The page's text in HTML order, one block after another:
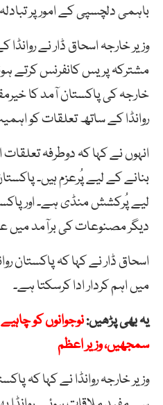
باہمی دلچسپی کے امور پر
وزیر خارجہ اسحاق ڈار نے
مشترکہ پریس کانفرنس کرتے
خارجہ کی پاکستان آمد کا
روانڈا کے ساتھ تعلقات کو
انہوں نے کہا کہ دوطرفہ
بنانے کے لیے پُرعزم ہیں۔
لیے پُرکشش منڈی ہے۔ اور
دیگر مصنوعات کی برآمد میں
اسحاق ڈار نے کہا کہ پاکستان
میں اہم کردار ادا کرسکتا ہے۔
یہ بھی پڑھیں:نوجوانوں کو
سمجھیں، وزیر اعظم
وزیر خارجہ روانڈا نے کہا کہ